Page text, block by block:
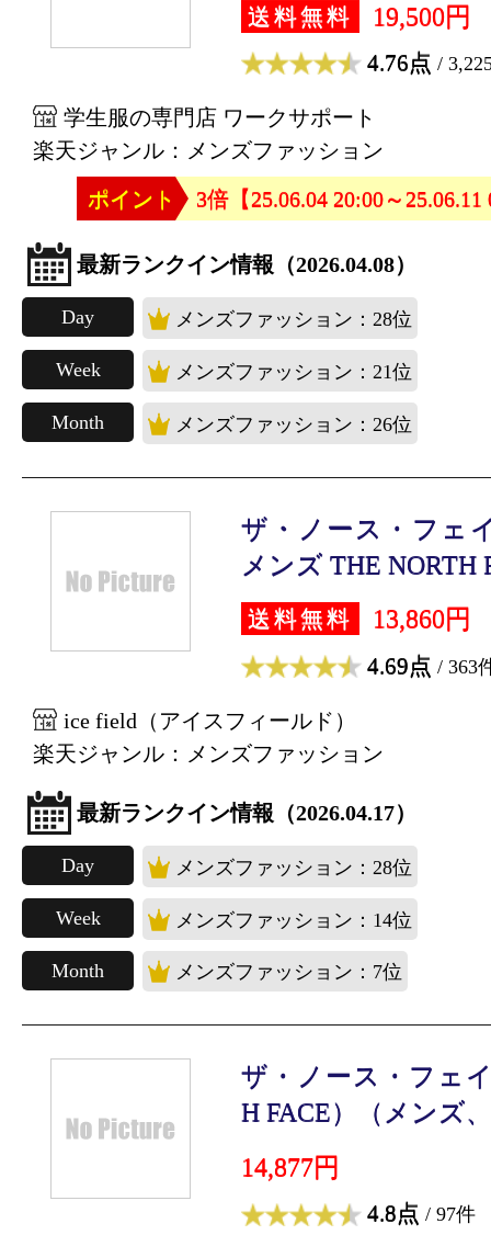
送料無料 19,500円
4.76点 /
学生服の専門店 ワークサポート
楽天ジャンル：メンズファッション
ポイント
3倍【25.06.04 20:00～25.06.11
最新ランクイン情報（2026.04.08）
Day メンズファッション：28位
Week メンズファッション：21位
Month メンズファッション：26位
ザ・ノース・フェ
メンズ THE NORTH
送料無料 13,860円
4.69点 / 363
ice field（アイスフィールド）
楽天ジャンル：メンズファッション
最新ランクイン情報（2026.04.17）
Day メンズファッション：28位
Week メンズファッション：14位
Month メンズファッション：7位
ザ・ノース・フェ
H FACE）（メンズ
14,877円
4.8点 / 97件